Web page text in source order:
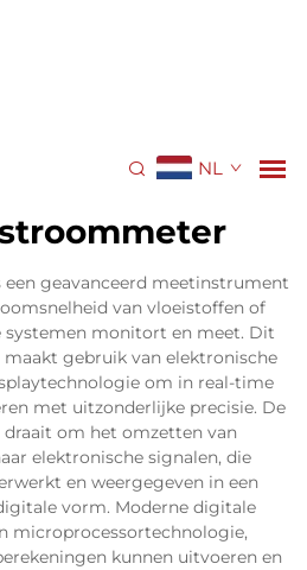
NL
geavanceerd meetinstrument
van vloeistoffen of
systemen monitort en meet. Dit
maakt gebruik van elektronische
om in real-time
met uitzonderlijke precisie. De
om het omzetten van
elektronische signalen, die
en weergegeven in een
vorm. Moderne digitale
microprocessortechnologie,
kunnen uitvoeren en